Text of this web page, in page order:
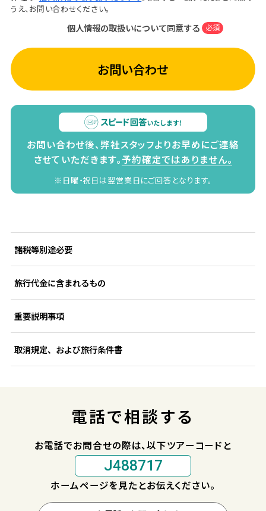
うえ、お問い合わせください。
個人情報の取扱いについて同意する 必須
お問い合わせ
お問い合わせ後、弊社スタッフよりお早めにご連絡
させていただきます。予約確定ではありません。
※日曜・祝日は翌営業日にご回答となります。
諸税等別途必要
旅行代金に含まれるもの
重要説明事項
取消規定、および旅行条件書
電話で相談する
お電話でお問合せの際は、以下ツアーコードと
J488717
ホームページを見たとお伝えください。